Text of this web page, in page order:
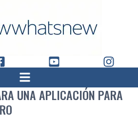
UNA APLICACIÓN PARA